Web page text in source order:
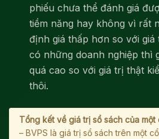
phiếu chưa thể đánh giá
tiềm năng hay không vì rất
định giá thấp hơn so với
có những doanh nghiệp thì
quá cao so với giá trị thật
thôi.
Tổng kết về giá trị sổ sách của một
– BVPS là giá trị sổ sách trên một